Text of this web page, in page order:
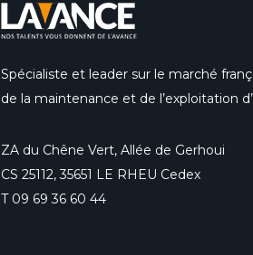
Spécialiste et leader sur le marché
de la maintenance et de l’exploitation
ZA du Chêne Vert, Allée de Gerhoui
CS 25112, 35651 LE RHEU Cedex
T 09 69 36 60 44